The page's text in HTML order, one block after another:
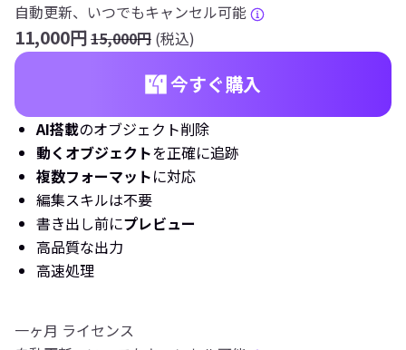
一ヶ月 ライセンス
自動更新、いつでもキャンセル可能
11,000円15,000円 (税込)
今すぐ購入
AI搭載のオブジェクト削除
動くオブジェクトを正確に追跡
複数フォーマットに対応
編集スキルは不要
書き出し前にプレビュー
高品質な出力
高速処理